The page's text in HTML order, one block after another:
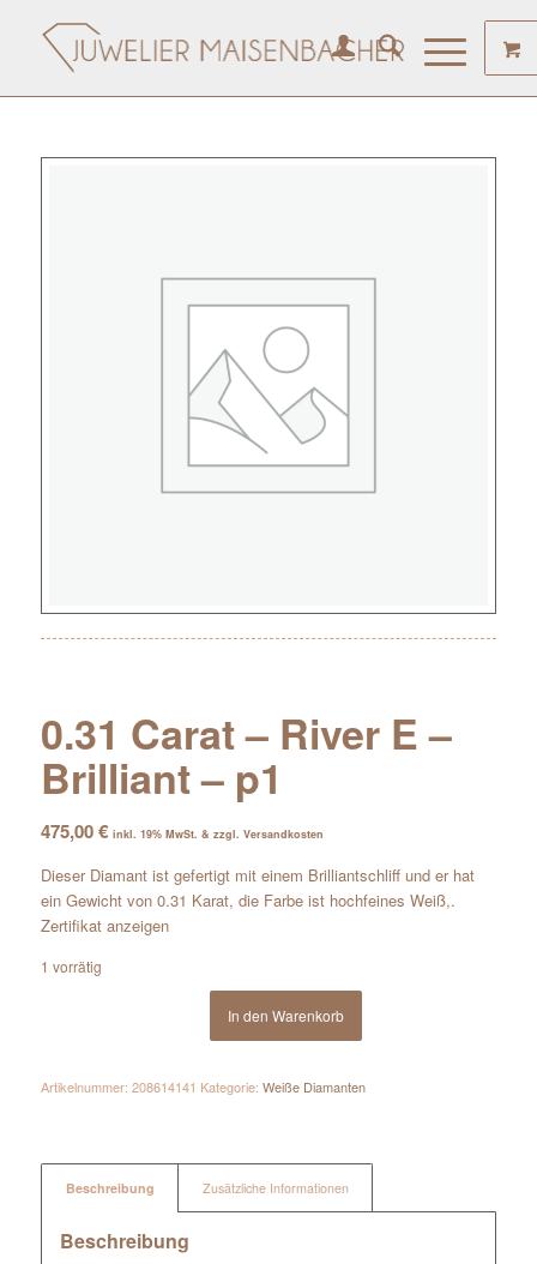
0.31 Carat – River E –
Brilliant – p1
475,00€ inkl. 19% MwSt. & zzgl. Versandkosten
Dieser Diamant ist gefertigt mit einem Brilliantschliff und er hat
ein Gewicht von 0.31 Karat, die Farbe ist hochfeines Weiß,.
Zertifikat anzeigen
1 vorrätig
In den Warenkorb
Artikelnummer: 208614141 Kategorie: Weiße Diamanten
Beschreibung Zusätzliche Informationen
Beschreibung